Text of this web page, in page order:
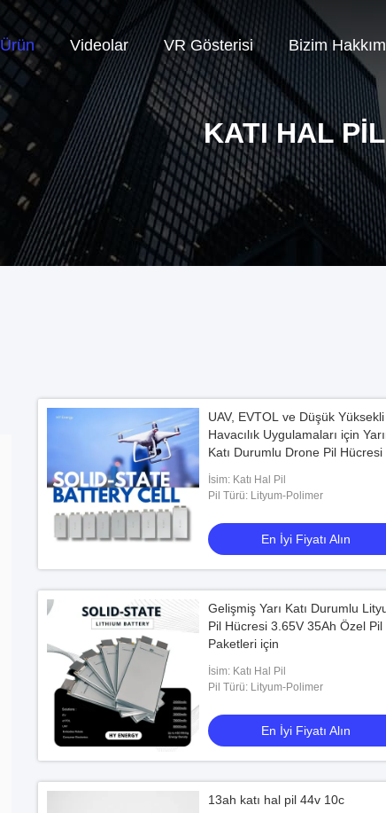
Ürün Videolar VR Gösterisi Bizim
KATI HAL PIL
UAV, EVTOL ve Düşük Yüksekli
Havacılık Uygulamaları için
Katı Durumlu Drone Pil Hücresi
İsim: Katı Hal Pil
Pil Türü: Lityum-Polimer
En İyi Fiyatı Alın
Gelişmiş Yarı Katı Durumlu
Pil Hücresi 3.65V 35Ah Özel Pil
Paketleri için
İsim: Katı Hal Pil
Pil Türü: Lityum-Polimer
En İyi Fiyatı Alın
13ah katı hal pil 44v 10c